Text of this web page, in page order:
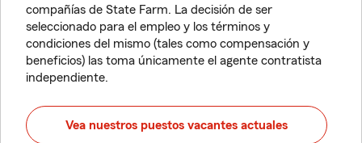
compañías de State Farm. La decisión de ser
seleccionado para el empleo y los términos y
condiciones del mismo (tales como compensación y
beneficios) las toma únicamente el agente contratista
independiente.
Vea nuestros puestos vacantes actuales